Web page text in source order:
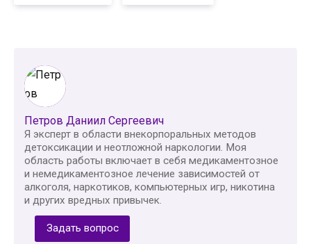
Петров Даниил Сергеевич
Я эксперт в области внекорпоральных методов
детоксикации и неотложной наркологии. Моя
область работы включает в себя медикаментозное
и немедикаментозное лечение зависимостей от
алкоголя, наркотиков, компьютерных игр, никотина
и других вредных привычек.
Задать вопрос